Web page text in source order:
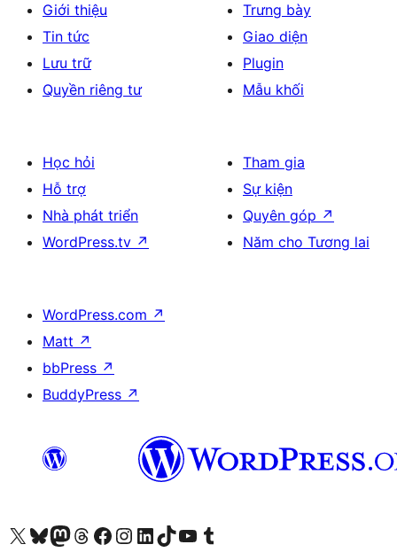
Giới thiệu
Tin tức
Lưu trữ
Quyền riêng tư
Trưng bày
Giao diện
Plugin
Mẫu khối
Học hỏi
Hỗ trợ
Nhà phát triển
WordPress.tv ↗
Tham gia
Sự kiện
Quyên góp ↗
Năm cho Tương lai
WordPress.com ↗
Matt ↗
bbPress ↗
BuddyPress ↗
Truy cập tài khoản X (trước đây là Twitter) của chúng tôiVisit our Bluesky account
Visit our Mastodon account
Visit our Threads account
Xem trang Facebook của chúng tôiTruy cập tài khoản Instagram của chúng tôiTruy cập tài khoản LinkedIn của chúng tôiVisit our TikTok account
Truy cập kênh YouTube của chúng tôi Visit our Tumblr account